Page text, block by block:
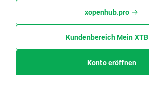
xopenhub.pro
Kundenbereich Mein XTB
Konto eröffnen